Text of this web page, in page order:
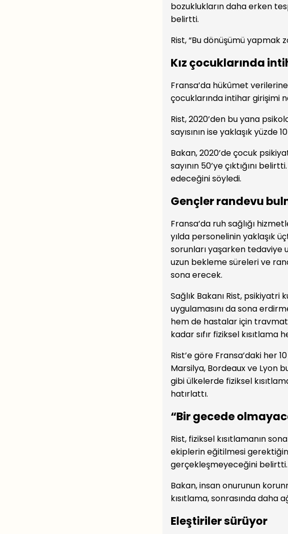
bozuklukların daha erken
belirtti.
Rist, “Bu dönüşümü yapmak
Kız çocuklarında
Fransa’da hükûmet verilerine
çocuklarında intihar girişimi
Rist, 2020’den bu yana
sayısının ise yaklaşık yüzde
Bakan, 2020’de çocuk
sayının 50’ye çıktığını
edeceğini söyledi.
Gençler randevu
Fransa’da ruh sağlığı
yılda personelinin yaklaşık
sorunları yaşarken tedaviye
uzun bekleme süreleri ve
sona erecek.
Sağlık Bakanı Rist,
uygulamasını da sona
hem de hastalar için
kadar sıfır fiziksel kısıtlama
Rist’e göre Fransa’daki her
Marsilya, Bordeaux ve Lyon
gibi ülkelerde fiziksel
hatırlattı.
“Bir gecede
Rist, fiziksel kısıtlamanın
ekiplerin eğitilmesi
gerçekleşmeyeceğini belirtti.
Bakan, insan onurunun
kısıtlama, sonrasında daha
Eleştiriler sürüyor